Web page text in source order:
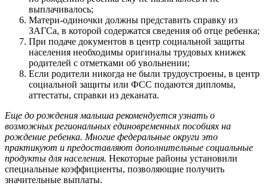
выплачивалось;
Матери-одиночки должны представить справку из
ЗАГСа, в которой содержатся сведения об отце ребенка;
При подаче документов в центр социальной защиты
населения необходимы оригиналы трудовых книжек
родителей с отметками об увольнении;
Если родители никогда не были трудоустроены, в центр
социальной защиты или ФСС подаются дипломы,
аттестаты, справки из деканата.
Еще до рождения малыша рекомендуется узнать о
возможных региональных единовременных пособиях на
рождение ребенка. Многие федеральные округи это
практикуют и предоставляют дополнительные социальные
продукты для населения. Некоторые районы установили
специальные коэффициенты, позволяющие получить
значительные выплаты.